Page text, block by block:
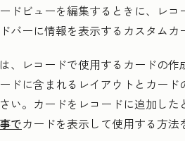
ドビューを編集するときに、レ
バーに情報を表示するカスタムカ
、レコードで使用するカードの
ドに含まれるレイアウトとカード
い。カードをレコードに追加した
でカードを表示して使用する方法